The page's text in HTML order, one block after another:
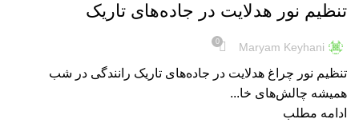
تنظیم نور هدلایت در جاده‌های تاریک
Maryam Keyhani
0
تنظیم نور چراغ هدلایت در جاده‌های تاریک رانندگی در شب
همیشه چالش‌های خا...
ادامه مطلب